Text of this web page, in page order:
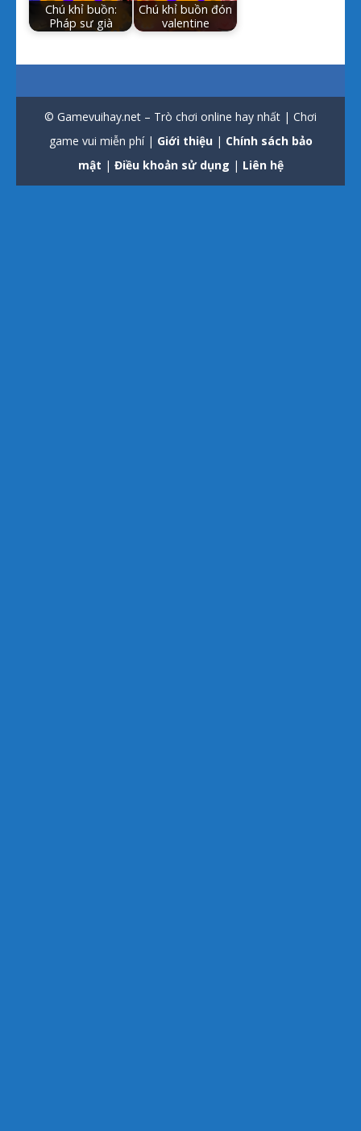
Chú khỉ buồn:
Pháp sư già
Chú khỉ buồn đón
valentine
© Gamevuihay.net – Trò chơi online hay nhất | Chơi
game vui miễn phí | Giới thiệu| Chính sách bảo
mật | Điều khoản sử dụng | Liên hệ